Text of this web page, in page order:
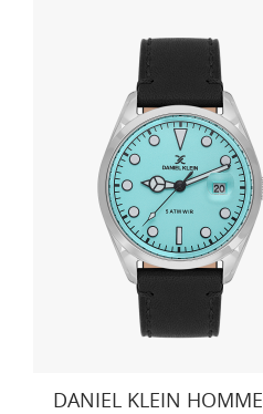
DANIEL KLEIN HOMME